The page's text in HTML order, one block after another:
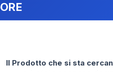
Il Prodotto che si sta